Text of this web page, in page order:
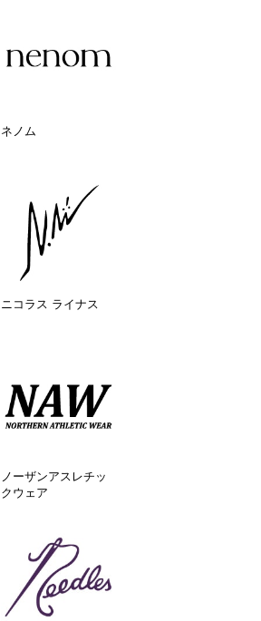
ネノム
ニコラス ライナス
ノーザンアスレチッ
クウェア